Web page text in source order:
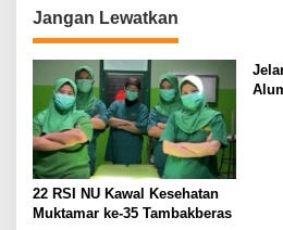
n
Jangan Lewatkan
22 RSI NU Kawal Kesehatan
Muktamar ke-35 Tambakberas